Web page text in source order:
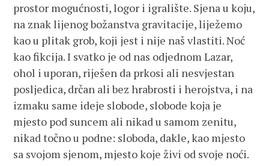
prostor mogućnosti, logor i igralište. Sjena u koju,
na znak lijenog božanstva gravitacije, liježemo
kao u plitak grob, koji jest i nije naš vlastiti. Noć
kao fikcija. I svatko je od nas odjednom Lazar,
ohol i uporan, riješen da prkosi ali nesvjestan
posljedica, drčan ali bez hrabrosti i herojstva, i na
izmaku same ideje slobode, slobode koja je
mjesto pod suncem ali nikad u samom zenitu,
nikad točno u podne: sloboda, dakle, kao mjesto
sa svojom sjenom, mjesto koje živi od svoje noći.